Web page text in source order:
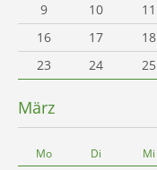
9
10 11
16
17 18
23
24 25
März
Mo Di Mi